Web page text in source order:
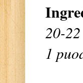
20-
1